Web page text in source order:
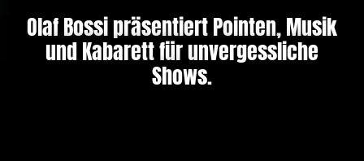
Olaf Bossi präsentiert Pointen, Musik
und Kabarett für unvergessliche
Shows.